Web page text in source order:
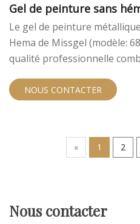
Gel de peinture sans
Le gel de peinture
Hema de Missgel (modèle:
qualité professionnelle
exceptionnelles, ce qui en
NOUS CONTACTER
« 1 2
Nous contacter